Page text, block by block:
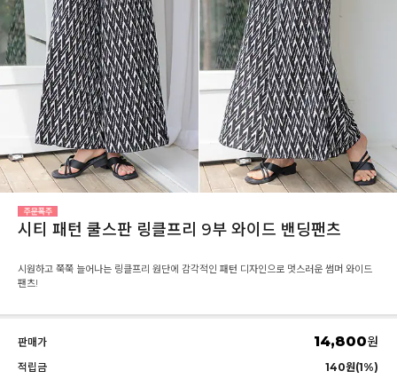
시티 패턴 쿨스판 링클프리 9부 와이드 밴딩팬츠
시원하고 쭉쭉 늘어나는 링클프리 원단에 감각적인 패턴 디자인으로 멋스러운 썸머 와이드
팬츠!
판매가 14,800원
적립금
140원(1%)